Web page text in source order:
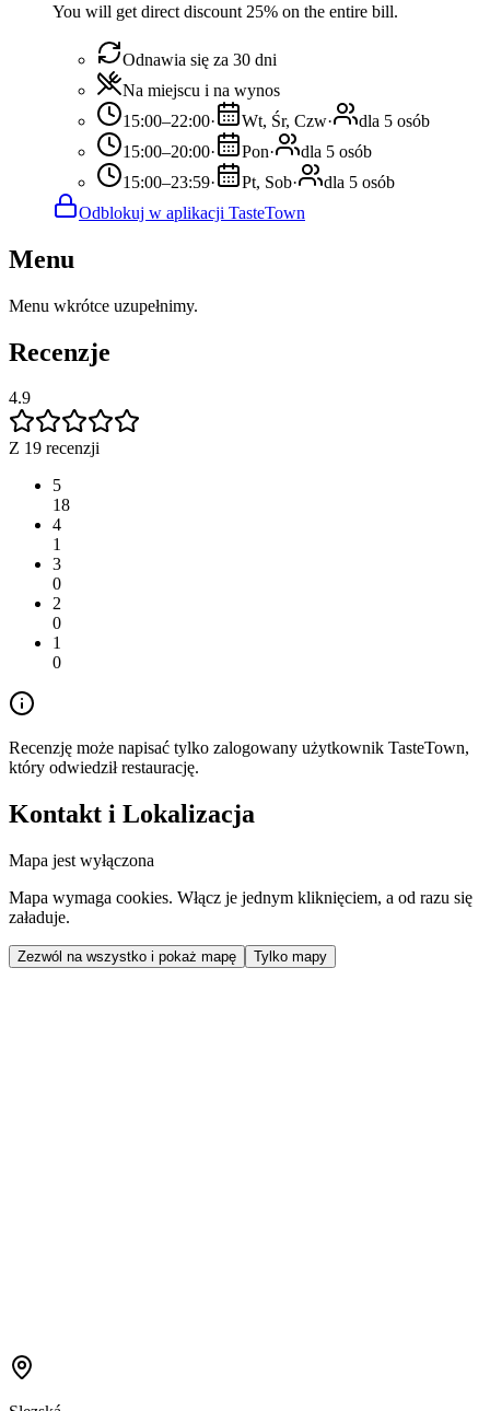
You will get direct discount 25% on the entire bill.
Odnawia się za 30 dni
Na miejscu i na wynos
15:00–22:00· Wt, Śr, Czw·
dla 5 osób
15:00–20:00· Pon·
dla 5 osób
15:00–23:59· Pt, Sob·
dla 5 osób
Odblokuj w aplikacji TasteTown
Menu
Menu wkrótce uzupełnimy.
Recenzje
4.9
Z 19 recenzji
5
18
4
1
3
0
2
0
1
0
Recenzję może napisać tylko zalogowany użytkownik TasteTown,
który odwiedził restaurację.
Kontakt i Lokalizacja
Mapa jest wyłączona
Mapa wymaga cookies. Włącz je jednym kliknięciem, a od razu się
załaduje.
Zezwól na wszystko i pokaż mapę Tylko mapy